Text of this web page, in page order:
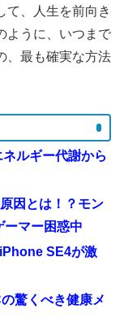
て、人生を前向き
ように、いつまで
、最も確実な方法
ルギー代謝から
因とは！？モン
ーマー困惑中
SE4が激
驚くべき健康メ